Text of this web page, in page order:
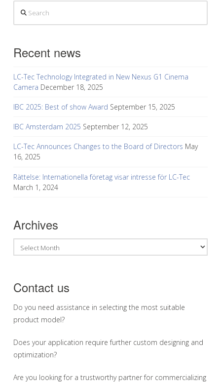
Recent news
LC-Tec Technology Integrated in New Nexus G1 Cinema
Camera December 18, 2025
IBC 2025: Best of show Award September 15, 2025
IBC Amsterdam 2025 September 12, 2025
LC-Tec Announces Changes to the Board of Directors May
16, 2025
Rättelse: Internationella företag visar intresse för LC-Tec
March 1, 2024
Archives
Archives
Contact us
Do you need assistance in selecting the most suitable
product model?
Does your application require further custom designing and
optimization?
Are you looking for a trustworthy partner for commercializing